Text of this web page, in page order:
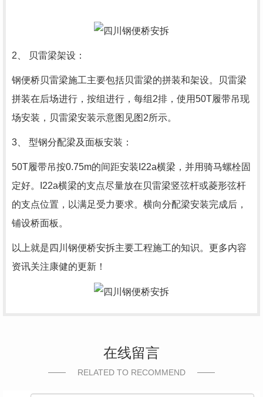
2、 贝雷梁架设：
钢便桥贝雷梁施工主要包括贝雷梁的拼装和架设。贝雷梁
拼装在后场进行，按组进行，每组2排，使用50T履带吊现
场安装，贝雷梁安装示意图见图2所示。
3、 型钢分配梁及面板安装：
50T履带吊按0.75m的间距安装I22a横梁，并用骑马螺栓固
定好。I22a横梁的支点尽量放在贝雷梁竖弦杆或菱形弦杆
的支点位置，以满足受力要求。横向分配梁安装完成后，
铺设桥面板。
以上就是 四川钢便桥安拆主要工程施工的知识。更多内容
资讯关注康健的更新！
在线留言
RELATED TO RECOMMEND